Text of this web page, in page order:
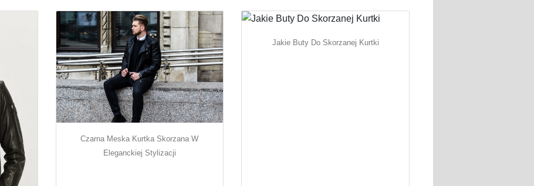
Czarna Meska Kurtka Skorzana W
Eleganckiej Stylizacji
Jakie Buty Do Skorzanej Kurtki